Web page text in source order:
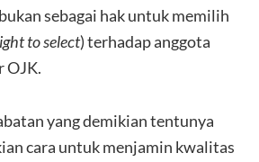
sebagai hak untuk memilih
to select) terhadap anggota
OJK.
yang demikian tentunya
cara untuk menjamin kwalitas